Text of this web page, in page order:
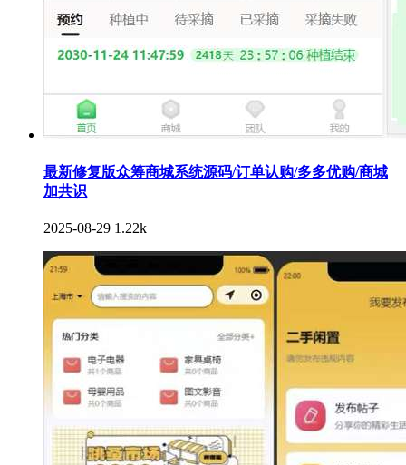
最新修复版众筹商城系统源码/订单认购/多多优购/商城
加共识
2025-08-29 1.22k